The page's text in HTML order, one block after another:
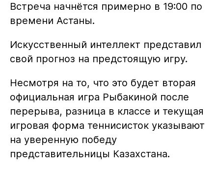
Встреча начнётся примерно в 19:00 по
времени Астаны.
Искусственный интеллект представил
свой прогноз на предстоящую игру.
Несмотря на то, что это будет вторая
официальная игра Рыбакиной после
перерыва, разница в классе и текущая
игровая форма теннисисток указывают
на уверенную победу
представительницы Казахстана.